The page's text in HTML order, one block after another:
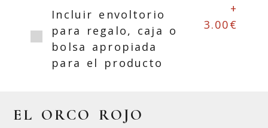
Incluir envoltorio
para regalo, caja o
bolsa apropiada
para el producto
+
3.00€
EL ORCO ROJO